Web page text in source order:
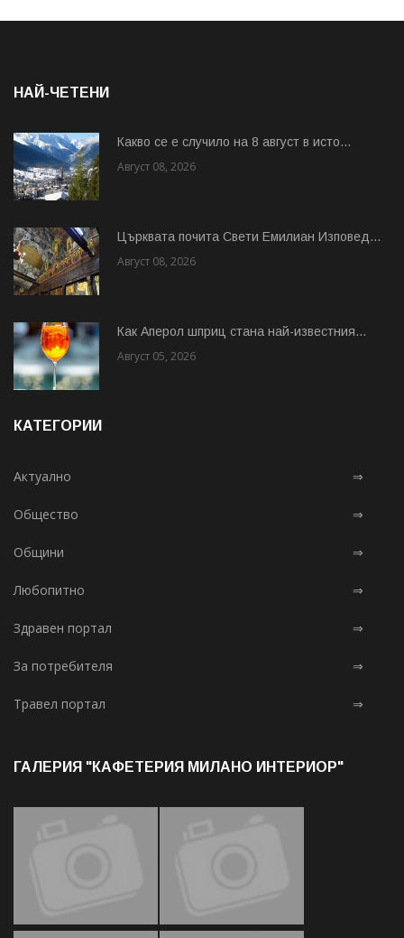
НАЙ-ЧЕТЕНИ
Какво се е случило на 8 август в исто...
Август 08, 2026
Църквата почита Свeти Емилиан Изповед...
Август 08, 2026
Как Аперол шприц стана най-известния...
Август 05, 2026
КАТЕГОРИИ
Актуално ⇒
Общество ⇒
Общини ⇒
Любопитно ⇒
Здравен портал ⇒
За потребителя ⇒
Травел портал ⇒
ГАЛЕРИЯ "КАФЕТЕРИЯ МИЛАНО ИНТЕРИОР"